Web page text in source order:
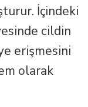
İçindeki
cildin
erişmesini
olarak